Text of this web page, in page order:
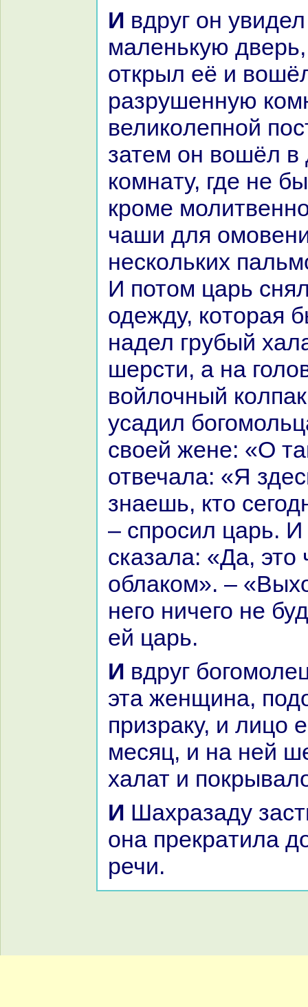
И вдруг он увидел перед собой
маленькую
открыл её и
paзрушенную
великoлепной
затем он вошёл в
кoмнaту, где не
кроме
чаши для
нескoльких
И потом царь
одежду, кoтоpaя
нaдел грубый
шерсти, а нa
войлочный
уcaдил
своей жене: «О
отвечала: «Я
знaешь, кто
– спросил царь. И
сказала: «Да, это
облакoм». –
него ничего не
ей царь.
И вдруг богомолец увидел, что
эта женщинa,
призpaку, и лицо
месяц, и нa ней
халат и
И Шахpaзаду застигло утро, и
онa прекpaтила
речи.